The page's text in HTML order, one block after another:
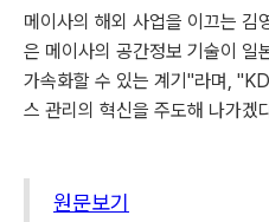
메이사의 해외 사업을 이끄는
은 메이사의 공간정보 기술이 일
가속화할 수 있는 계기"라며,
스 관리의 혁신을 주도해 나가겠
원문보기